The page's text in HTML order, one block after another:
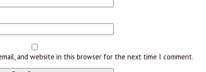
and website in this browser for the next time I comment.